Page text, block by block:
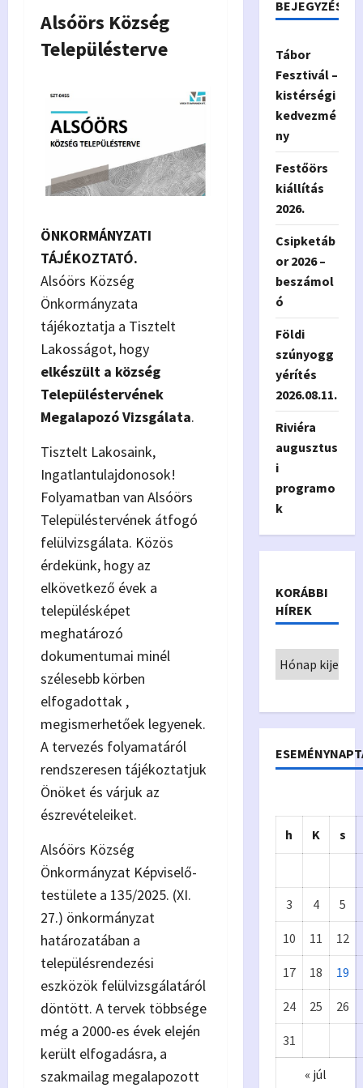
Alsóörs Község
Településterve
ÖNKORMÁNYZATI
TÁJÉKOZTATÓ.
Alsóörs Község
Önkormányzata
tájékoztatja a Tisztelt
Lakosságot, hogy
elkészült a község
Településtervének
Megalapozó Vizsgálata.
Tisztelt Lakosaink,
Ingatlantulajdonosok!
Folyamatban van Alsóörs
Településtervének átfogó
felülvizsgálata. Közös
érdekünk, hogy az
elkövetkező évek a
településképet
meghatározó
dokumentumai minél
szélesebb körben
elfogadottak ,
megismerhetőek legyenek.
A tervezés folyamatáról
rendszeresen tájékoztatjuk
Önöket és várjuk az
észrevételeiket.
Alsóörs Község
Önkormányzat Képviselő-
testülete a 135/2025. (XI.
27.) önkormányzat
határozatában a
településrendezési
eszközök felülvizsgálatáról
döntött. A tervek többsége
még a 2000-es évek elején
került elfogadásra, a
szakmailag megalapozott
BEJEGYZÉSEK
Tábor
Fesztivál –
kistérségi
kedvezmé
ny
Festőörs
kiállítás
2026.
Csipketáb
or 2026 –
beszámol
ó
Földi
szúnyogg
yérítés
2026.08.11.
Riviéra
augusztus
i
programo
k
KORÁBBI
HÍREK
h K s
3 4 5
10 11 12
17 18 19
24 25 26
31
« júl
Önkormányzat